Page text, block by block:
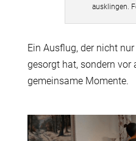
ausklingen.
Ein Ausflug, der nicht
gesorgt hat, sondern vor
gemeinsame Momente.